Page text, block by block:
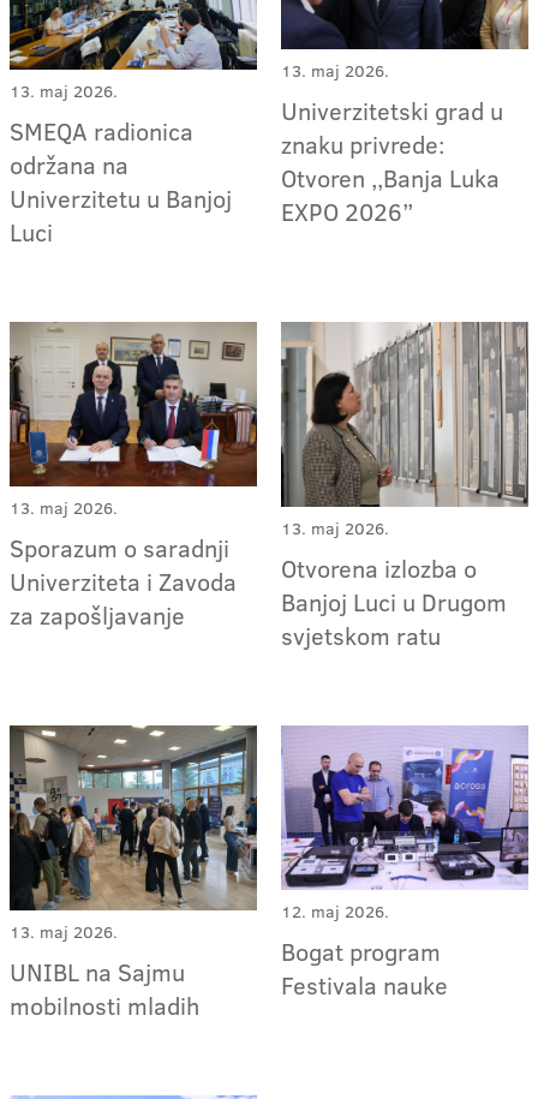
13. maj 2026.
SMEQA radionica
održana na
Univerzitetu u Banjoj
Luci
13. maj 2026.
Univerzitetski grad u
znaku privrede:
Otvoren ,,Banja Luka
EXPO 2026”
13. maj 2026.
Sporazum o saradnji
Univerziteta i Zavoda
za zapošljavanje
13. maj 2026.
Otvorena izlozba o
Banjoj Luci u Drugom
svjetskom ratu
13. maj 2026.
UNIBL na Sajmu
mobilnosti mladih
12. maj 2026.
Bogat program
Festivala nauke